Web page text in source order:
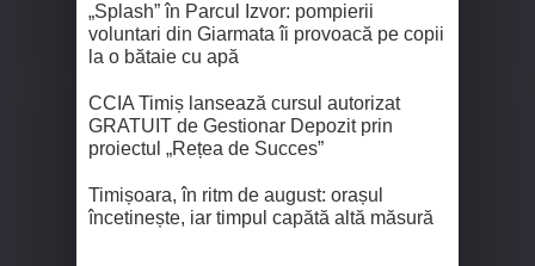
„Splash” în Parcul Izvor: pompierii
voluntari din Giarmata îi provoacă pe copii
la o bătaie cu apă
CCIA Timiș lansează cursul autorizat
GRATUIT de Gestionar Depozit prin
proiectul „Rețea de Succes”
Timișoara, în ritm de august: orașul
încetinește, iar timpul capătă altă măsură